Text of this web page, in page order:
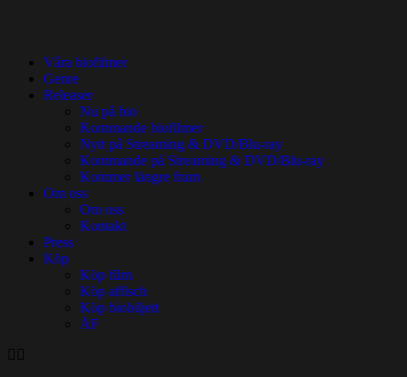
Våra biofilmer
Genre
Releaser
Nu på bio
Kommande biofilmer
Nytt på Streaming & DVD/Blu-ray
Kommande på Streaming & DVD/Blu-ray
Kommer längre fram
Om oss
Om oss
Kontakt
Press
Köp
Köp film
Köp affisch
Köp biobiljett
ÅF